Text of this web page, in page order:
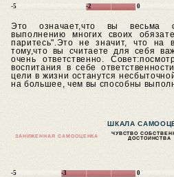
-5 -2 0
Это означает,что вы весьма
выполнению многих своих
паритесь".Это не значит, что на
тому,что вы считаете для себя
очень ответственно.
воспитания в себе
цели в жизни останутся
на большее, чем вы способны
ШКАЛА
ЗАНИЖЕННАЯ САМООЦЕНКА
ЧУВСТВО
ДОСТОИНСТВА
-5 -3 0